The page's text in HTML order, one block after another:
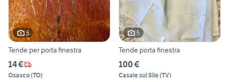
5
Tende per porta finestra
14 €
Osasco(TO)
5
Tende porta finestra
100 €
Casale sul Sile(TV)